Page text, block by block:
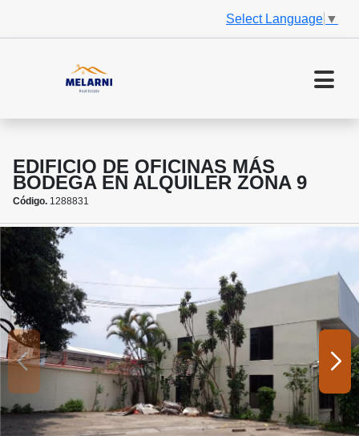
Select Language ▼
EDIFICIO DE OFICINAS MÁS
BODEGA EN ALQUILER ZONA 9
Código. 1288831